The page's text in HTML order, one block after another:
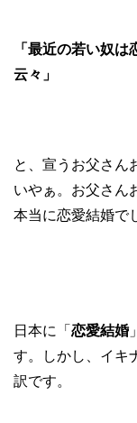
「最近の若い奴
云々」
と、宣うお父さん
いやぁ。お父さん
本当に恋愛結婚で
日本に「 恋愛結婚
す。しかし、イキ
訳です。